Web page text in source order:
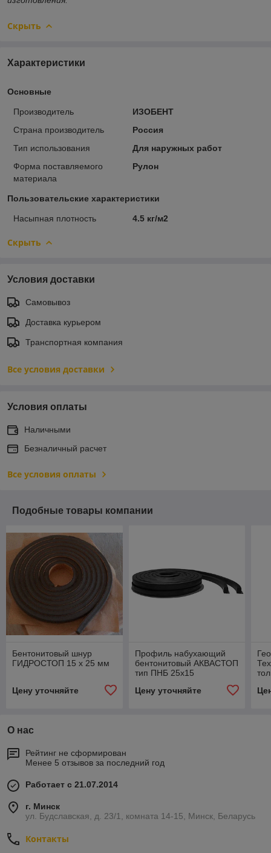
Скрыть
Характеристики
Основные
Производитель
ИЗОБЕНТ
Страна производитель
Россия
Тип использования
Для наружных работ
Форма поставляемого
материала
Рулон
Пользовательские характеристики
Насыпная плотность 4.5 кг/м2
Скрыть
Условия доставки
Самовывоз
Доставка курьером
Транспортная компания
Все условия доставки
Условия оплаты
Наличными
Безналичный расчет
Все условия оплаты
Подобные товары компании
Бентонитовый шнур
ГИДРОСТОП 15 x 25 мм
Цену уточняйте
Профиль набухающий
бентонитовый АКВАСТОП
тип ПНБ 25x15
Цену уточняйте
О нас
Рейтинг не сформирован
Менее 5 отзывов за последний год
Работает с 21.07.2014
г. Минск
ул. Будславская, д. 23/1, комната 14-15, Минск, Беларусь
Контакты